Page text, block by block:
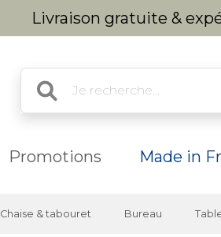
Livraison gratuite &
Promotions Made in
Chaise & tabouret Bureau